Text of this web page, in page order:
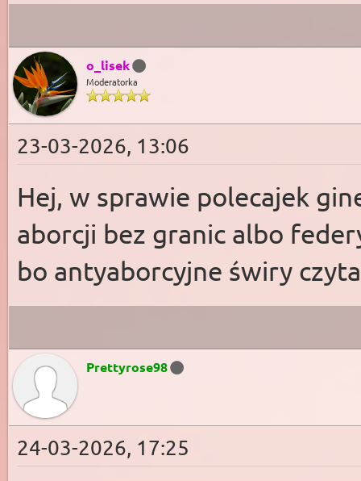
o_lisek
Moderatorka
23-03-2026, 13:06
Hej, w sprawie polecajek
aborcji bez granic albo
bo antyaborcyjne świry
Prettyrose98
24-03-2026, 17:25